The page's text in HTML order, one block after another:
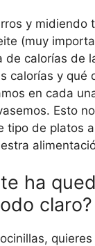
y midiendo
(muy
de calorías de
calorías y qué
en cada
Esto
tipo de platos
ha
claro?